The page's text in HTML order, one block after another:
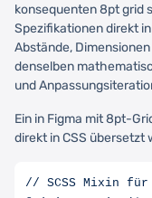
konsequenten 8pt grid
Spezifikationen direkt
Abstände,
denselben
und
Ein in Figma mit 8pt-
direkt in CSS übersetzt
// SCSS Mixin